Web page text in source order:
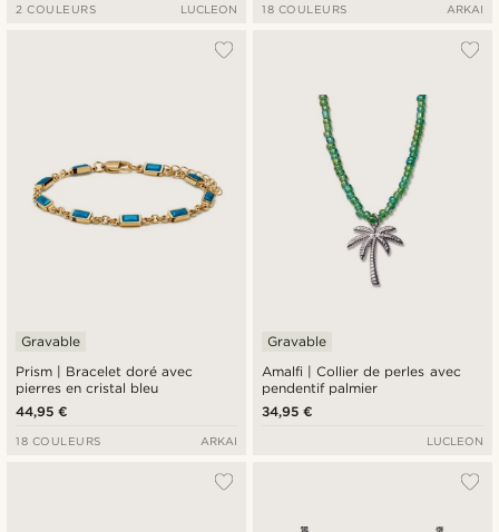
2 COULEURS LUCLEON 18 COULEURS ARKAI
Prism | Bracelet doré avec
pierres en cristal bleu
Gravable
44,95 €
18 COULEURS ARKAI
Amalfi | Collier de perles avec
pendentif palmier
Gravable
34,95 €
LUCLEON